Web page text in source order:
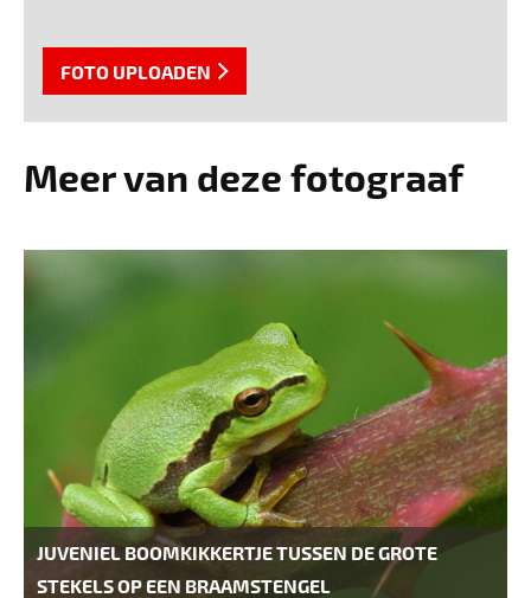
FOTO UPLOADEN
Meer van deze fotograaf
JUVENIEL BOOMKIKKERTJE TUSSEN DE GROTE
STEKELS OP EEN BRAAMSTENGEL